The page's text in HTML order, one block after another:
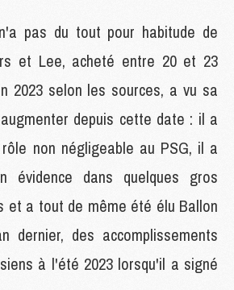
pas du tout pour habitude de
et Lee, acheté entre 20 et 23
2023 selon les sources, a vu sa
depuis cette date : il a
non négligeable au PSG, il a
dans quelques gros
et a tout de même été élu Ballon
dernier, des accomplissements
à l'été 2023 lorsqu'il a signé